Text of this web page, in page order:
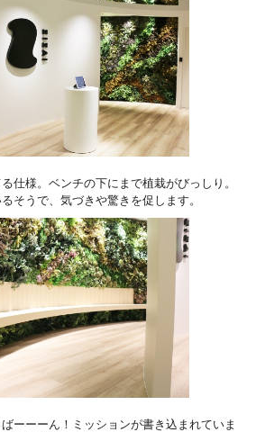
仕様。ベンチの下にまで植栽がびっしり。
そうで、気づきや驚きを促します。
ーーーん！ミッションが書き込まれていま